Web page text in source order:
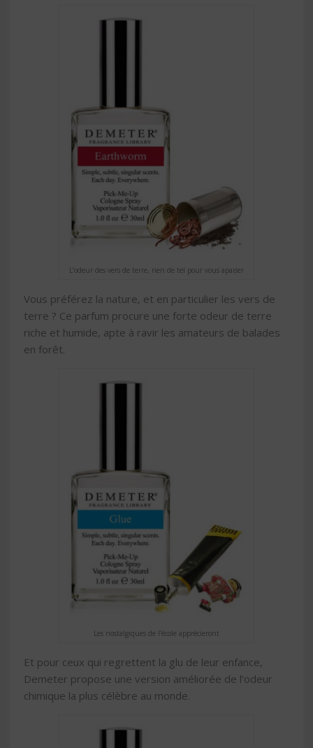
L’odeur des vers de terre, rien de tel pour vous apaiser
Vous préférez la nature, et en particulier les vers de
terre ? Ce parfum procure une forte odeur de terre
riche et humide, apte à ravir les amateurs de balades
en forêt.
Les nostalgiques de l’école apprécieront
Et pour ceux qui regrettent la glu de leur enfance,
Demeter propose une version améliorée de l’odeur
chimique la plus célèbre au monde.